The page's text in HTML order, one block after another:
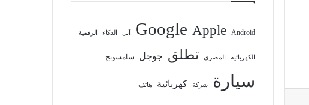
Android
Apple
Google آبل الذكاء الرقمية
الكهربائية المصري تطلق جوجل سامسونج
سيارة شركة كهربائية هاتف